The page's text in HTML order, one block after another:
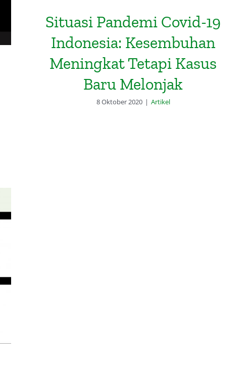
Situasi Pandemi Covid-19
Indonesia: Kesembuhan
Meningkat Tetapi Kasus
Baru Melonjak
8 Oktober 2020 | Artikel